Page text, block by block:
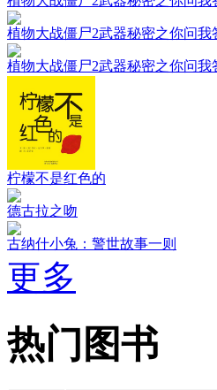
植物大战僵尸2武器秘密之你问我
植物大战僵尸2武器秘密之你问我
柠檬不是红色的
德古拉之吻
古纳什小兔：警世故事一则
更多
热门图书